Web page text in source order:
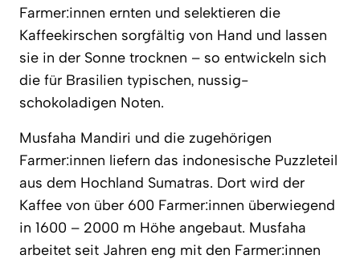
Farmer:innen ernten und selektieren die
Kaffeekirschen sorgfältig von Hand und lassen
sie in der Sonne trocknen – so entwickeln sich
die für Brasilien typischen, nussig-
schokoladigen Noten.
Musfaha Mandiri und die zugehörigen
Farmer:innen liefern das indonesische Puzzleteil
aus dem Hochland Sumatras. Dort wird der
Kaffee von über 600 Farmer:innen überwiegend
in 1600 – 2000 m Höhe angebaut. Musfaha
arbeitet seit Jahren eng mit den Farmer:innen